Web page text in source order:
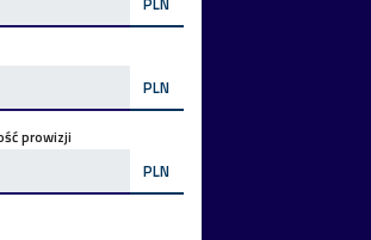
PLN
prowizji
PLN